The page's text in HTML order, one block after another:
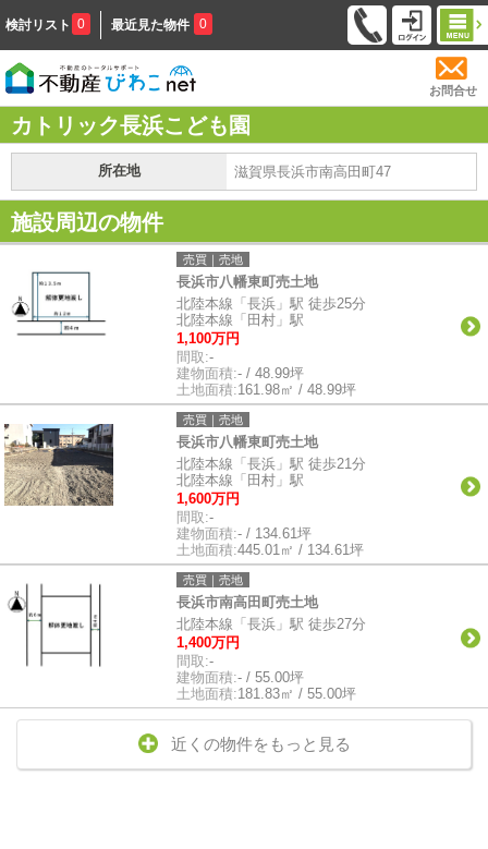
検討リスト 0 最近見た物件 0
お問合せ
カトリック長浜こども園
所在地 滋賀県長浜市南高田町47
施設周辺の物件
売買｜売地
長浜市八幡東町売土地
北陸本線「長浜」駅 徒歩25分
北陸本線「田村」駅
1,100万円
間取:-
建物面積:- / 48.99坪
土地面積:161.98㎡ / 48.99坪
売買｜売地
長浜市八幡東町売土地
北陸本線「長浜」駅 徒歩21分
北陸本線「田村」駅
1,600万円
間取:-
建物面積:- / 134.61坪
土地面積:445.01㎡ / 134.61坪
売買｜売地
長浜市南高田町売土地
北陸本線「長浜」駅 徒歩27分
1,400万円
間取:-
建物面積:- / 55.00坪
土地面積:181.83㎡ / 55.00坪
近くの物件をもっと見る